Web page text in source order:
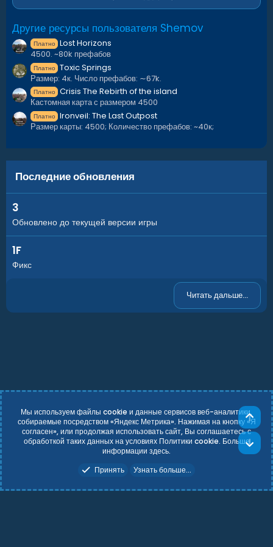
Другие ресурсы пользователя Shemov
Платно Lost Horizons
4500. ~80k префабов
Платно Toxic Springs
Размер: 4к. Число префабов: ∼67k.
Платно Crisis The Rebirth of the island
Кастомная карта с размером 4500
Платно Ironveil: The Last Outpost
Размер карты: 4500; Количество префабов: ~40к;
Последние обновления
3
Обновлено до текущей версии игры
1F
Фикс
Читать дальше...
Russian (RU)
Условия и правила
Политика конфиденциальности
Справка Главная
R
Мы используем файлы cookie и данные сервисов веб-аналитики,
собираемые посредством «Яндекс Метрика». Нажимая на кнопку «Я
согласен», или продолжая использовать сайт, Вы соглашаетесь с
обработкой таких данных на условиях Политики cookie. Больше
информации здесь.
Принять
Узнать больше...